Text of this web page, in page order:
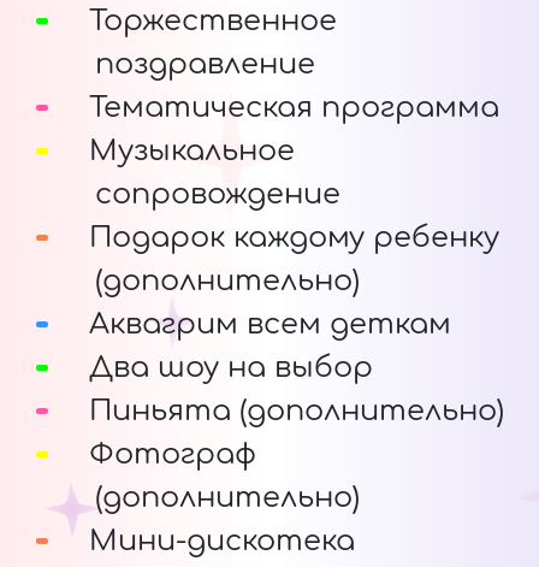
Торжественное
поздравление
Тематическая программа
Музыкальное
сопровождение
Подарок каждому ребенку
(дополнительно)
Аквагрим всем деткам
Два шоу на выбор
Пиньята (дополнительно)
Фотограф
(дополнительно)
Мини-дискотека